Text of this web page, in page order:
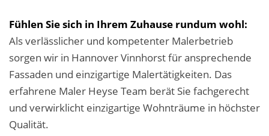
Wärmedämmung / WDVS
Service ›
Entspannter Urlaubsservice
Business-Lösungen
Fühlen Sie sich in Ihrem Zuhause rundum wohl:
Als verlässlicher und kompetenter Malerbetrieb
sorgen wir in Hannover Vinnhorst für ansprechende
Fassaden und einzigartige Malertätigkeiten. Das
erfahrene Maler Heyse Team berät Sie fachgerecht
und verwirklicht einzigartige Wohnträume in höchster
Qualität.